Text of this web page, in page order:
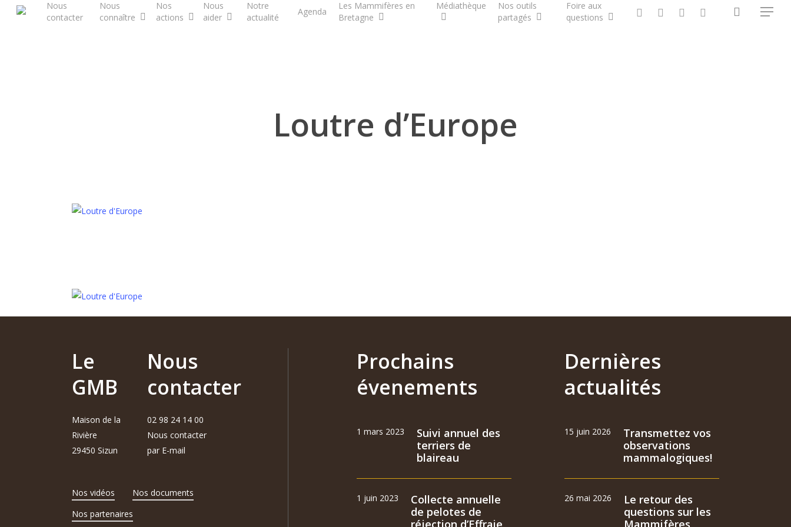
Nous
contacter
Nous
connaître
Nos
actions
Nous
aider
Notre
actualité
Agenda
Les Mammifères en
Bretagne
Médiathèque
Nos outils
partagés
Foire aux
questions
search
Menu
twitter facebook
vimeo RSS
Loutre d’Europe
Le
GMB
Maison de la
Rivière
29450 Sizun
Nous
contacter
02 98 24 14 00
Nous contacter
par E-mail
Nos vidéos
Nos documents
Nos partenaires
Prochains
évenements
1 mars 2023
Suivi annuel des
terriers de
blaireau
1 juin 2023
Collecte annuelle
de pelotes de
réjection d’Effraie
Dernières
actualités
15 juin 2026
Transmettez vos
observations
mammalogiques!
26 mai 2026
Le retour des
questions sur les
Mammifères